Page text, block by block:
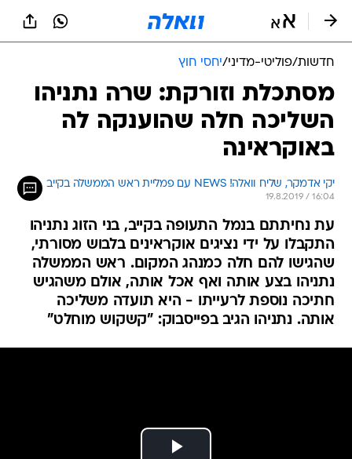
חדשות/פוליטי-מדיני/יחסי חוץ
מסתכלת וזורקת: שרה נתניהו
השליכה חלה שהוענקה לה
באוקראינה
יקי אדמקר, שליח וואלה! NEWS עם פמליית ראש הממשלה בקייב
19.8.2019 / 16:04
עת נחיתתם בנמל התעופה בקייב, בני הזוג נתניהו
התקבלו על ידי נציגים אוקראינים בלבוש מסורתי,
שהגישו להם חלה כמנהג המקום. ראש הממשלה
נתניהו בצע אותה ואף אכל אותה, אולם משהגיש
חתיכה נוספת לרעייתו - היא תועדה משליכה
אותה. נתניהו הגיב בפייסבוק: "קשקוש מוחלט"